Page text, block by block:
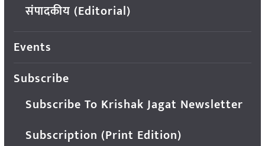
संपादकीय (Editorial)
Events
Subscribe
Subscribe To Krishak Jagat Newsletter
Subscription (Print Edition)